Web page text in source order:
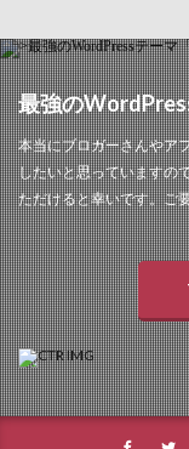
最強の
本当にブロガーさんやア
したいと思っていますの
ただけると幸いです。ご